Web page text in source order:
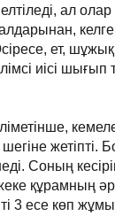
ал
ет, шұжық
иісі шығып
жетіпті.
Соның
құрамның
3 есе көп